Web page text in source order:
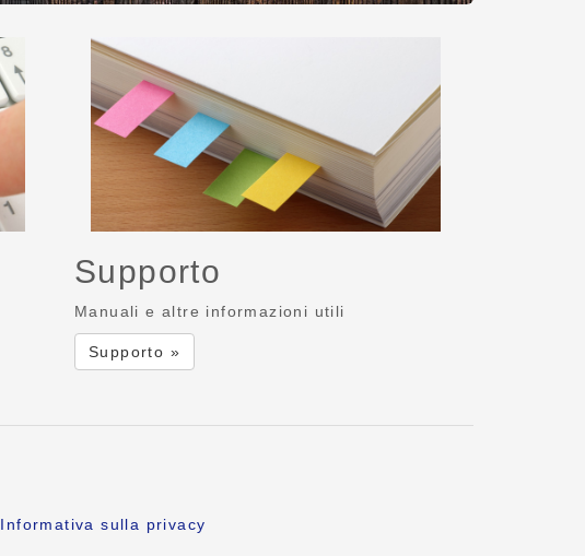
Supporto
Manuali e altre informazioni utili
Supporto »
Informativa sulla privacy